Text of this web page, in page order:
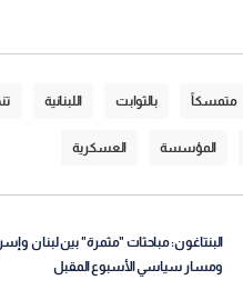
متمسكاً بالثوابت اللبنانية
المؤسسة العسكرية
البنتاغون: مباحثات "مثمرة" بين لبنان
ومسار سياسي الأسبوع المقبل